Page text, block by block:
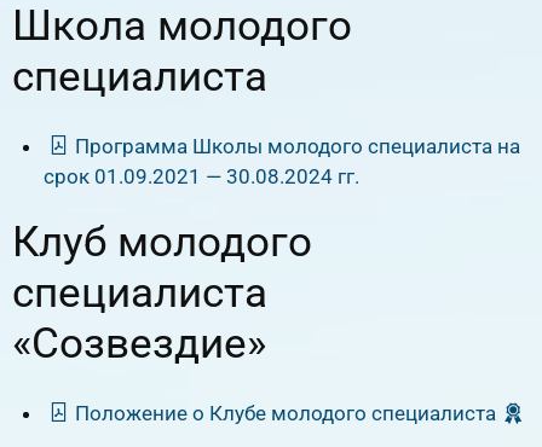
Школа молодого
специалиста
Программа Школы молодого специалиста на
срок 01.09.2021 — 30.08.2024 гг.
Клуб молодого
специалиста
«Созвездие»
Положение о Клубе молодого специалиста